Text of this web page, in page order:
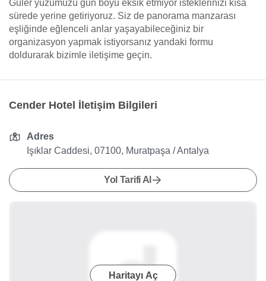
Güler yüzümüzü gün boyu eksik etmiyor isteklerinizi kısa
sürede yerine getiriyoruz. Siz de panorama manzarası
eşliğinde eğlenceli anlar yaşayabileceğiniz bir
organizasyon yapmak istiyorsanız yandaki formu
doldurarak bizimle iletişime geçin.
Cender Hotel İletişim Bilgileri
Adres
Işıklar Caddesi, 07100, Muratpaşa / Antalya
Yol Tarifi Al
Haritayı Aç